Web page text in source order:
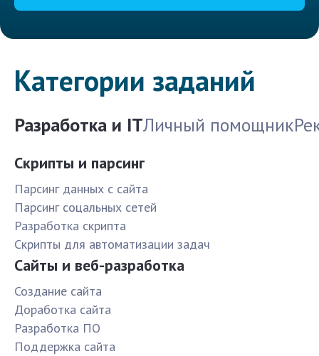
Категории заданий
Разработка и ITЛичный помощник
Скрипты и парсинг
Парсинг данных с сайта
Парсинг соцальных сетей
Разработка скрипта
Скрипты для автоматизации задач
Сайты и веб-разработка
Создание сайта
Доработка сайта
Разработка ПО
Поддержка сайта